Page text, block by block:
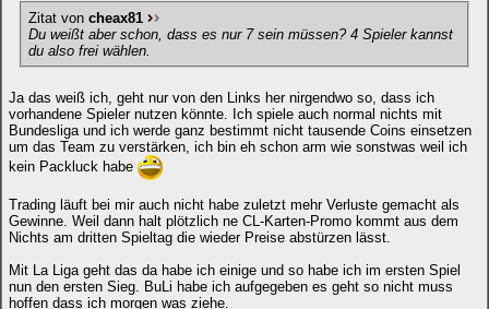
Zitat von cheax81
Du weißt aber schon, dass es nur 7 sein müssen? 4 Spieler kannst
du also frei wählen.
Ja das weiß ich, geht nur von den Links her nirgendwo so, dass ich
vorhandene Spieler nutzen könnte. Ich spiele auch normal nichts mit
Bundesliga und ich werde ganz bestimmt nicht tausende Coins einsetzen
um das Team zu verstärken, ich bin eh schon arm wie sonstwas weil ich
kein Packluck habe
Trading läuft bei mir auch nicht habe zuletzt mehr Verluste gemacht als
Gewinne. Weil dann halt plötzlich ne CL-Karten-Promo kommt aus dem
Nichts am dritten Spieltag die wieder Preise abstürzen lässt.
Mit La Liga geht das da habe ich einige und so habe ich im ersten Spiel
nun den ersten Sieg. BuLi habe ich aufgegeben es geht so nicht muss
hoffen dass ich morgen was ziehe.